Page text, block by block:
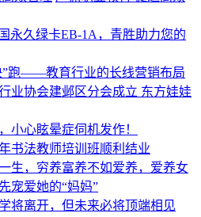
永久绿卡EB-1A，青胜助力您的
”跑——教育行业的长线营销布局
业协会建邺区分会成立 东方娃娃
小心眩晕症伺机发作！
书法教师培训班顺利结业
生，穷养富养不如爱养，爱养女
宠爱她的“妈妈”
将离开，但未来必将顶端相见